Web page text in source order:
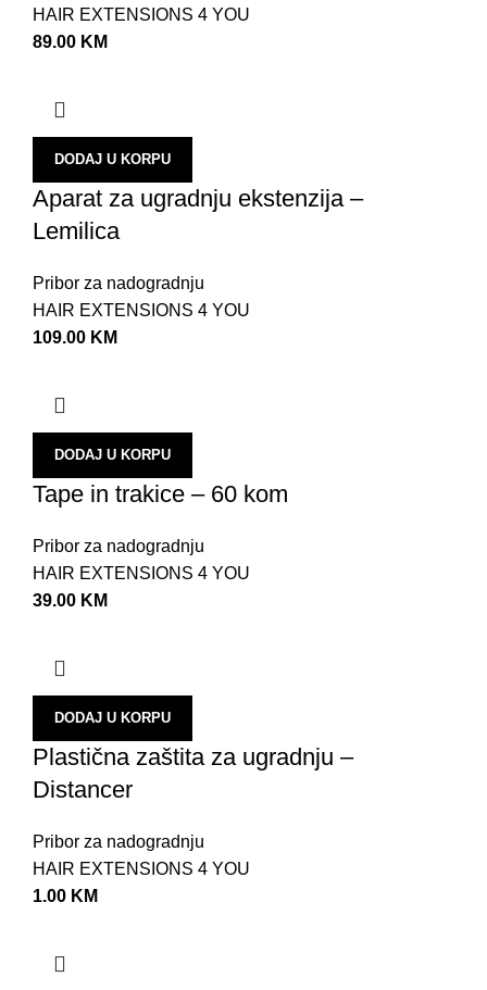
HAIR EXTENSIONS 4 YOU
89.00 KM
DODAJ U KORPU
Aparat za ugradnju ekstenzija –
Lemilica
Pribor za nadogradnju
HAIR EXTENSIONS 4 YOU
109.00 KM
DODAJ U KORPU
Tape in trakice – 60 kom
Pribor za nadogradnju
HAIR EXTENSIONS 4 YOU
39.00 KM
DODAJ U KORPU
Plastična zaštita za ugradnju –
Distancer
Pribor za nadogradnju
HAIR EXTENSIONS 4 YOU
1.00 KM